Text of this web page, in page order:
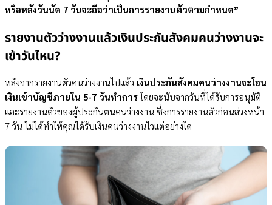
หรือหลังวันนัด 7 วันจะถือว่าเป็นการรายงานตัวตามกำหนด”
รายงานตัวว่างงานแล้วเงินประกันสังคมคนว่างงานจะ
เข้าวันไหน?
หลังจากรายงานตัวคนว่างงานไปแล้ว เงินประกันสังคมคนว่างงานจะโอน
เงินเข้าบัญชีภายใน 5-7 วันทำการโดยจะนับจากวันที่ได้รับการอนุมัติ
และรายงานตัวของผู้ประกันตนคนว่างงาน ซึ่งการรายงานตัวก่อนล่วงหน้า
7 วัน ไม่ได้ทำให้คุณได้รับเงินคนว่างงานไวแต่อย่างใด